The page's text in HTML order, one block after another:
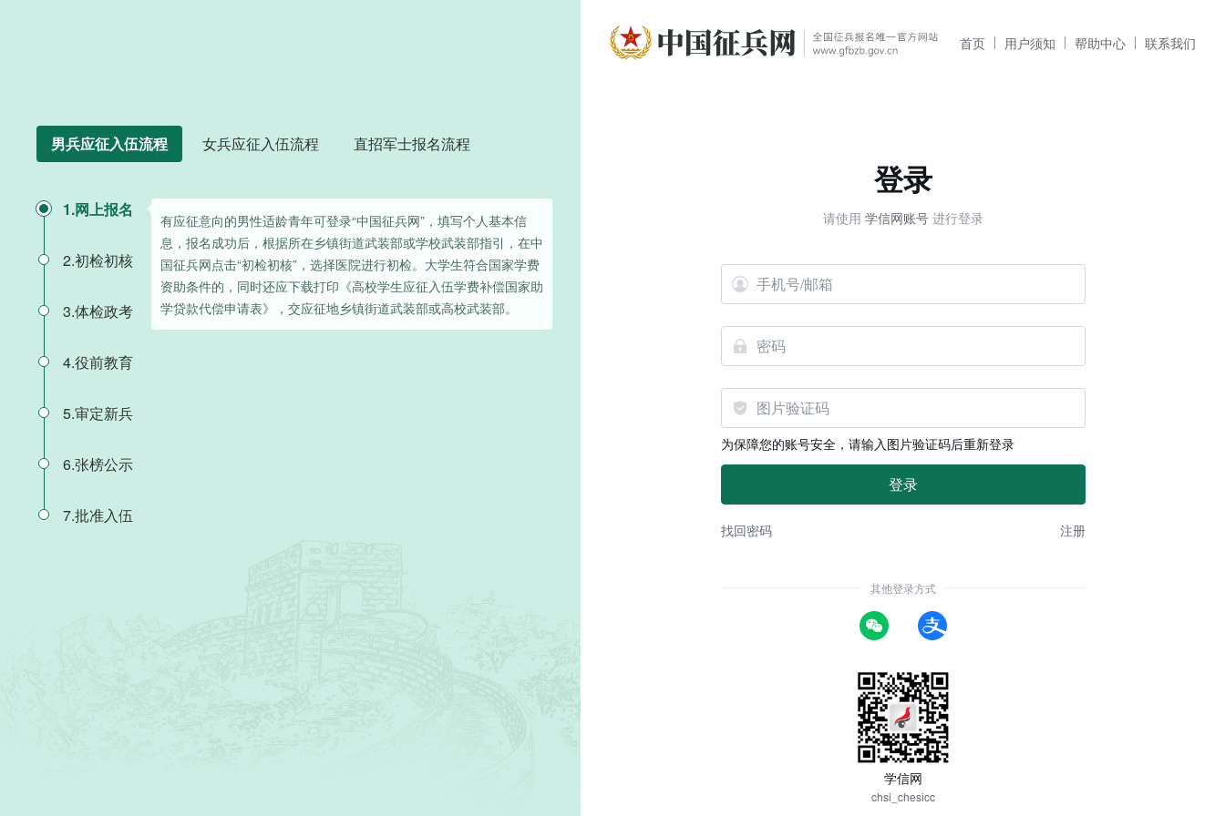
男兵应征入伍流程 女兵应征入伍流程 直招军士报名流程
1.网上报名
有应征意向的男性适龄青年可登录“中国征兵网”，填写个人基本信
息，报名成功后，根据所在乡镇街道武装部或学校武装部指引，在中
国征兵网点击“初检初核”，选择医院进行初检。大学生符合国家学费
资助条件的，同时还应下载打印《高校学生应征入伍学费补偿国家助
学贷款代偿申请表》，交应征地乡镇街道武装部或高校武装部。
2.初检初核
3.体检政考
4.役前教育
5.审定新兵
6.张榜公示
7.批准入伍
首页 用户须知 帮助中心 联系我们
登录
请使用 学信网账号进行登录
为保障您的账号安全，请输入图片验证码后重新登录
找回密码 注册
其他登录方式
学信网
chsi_chesicc